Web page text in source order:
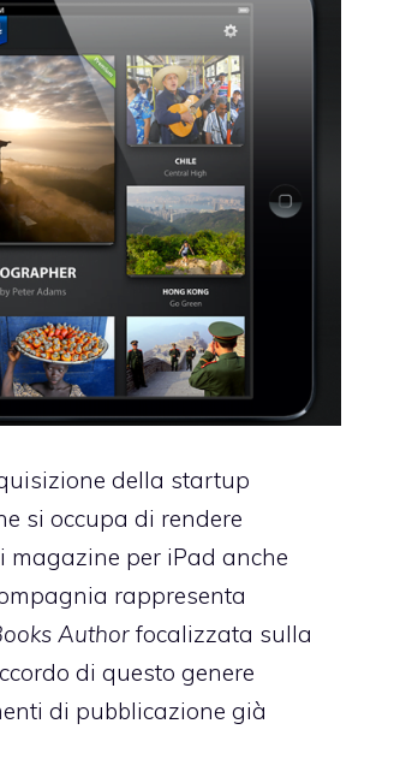
della startup
si occupa di rendere
magazine per iPad anche
rappresenta
Author focalizzata sulla
di questo genere
di pubblicazione già